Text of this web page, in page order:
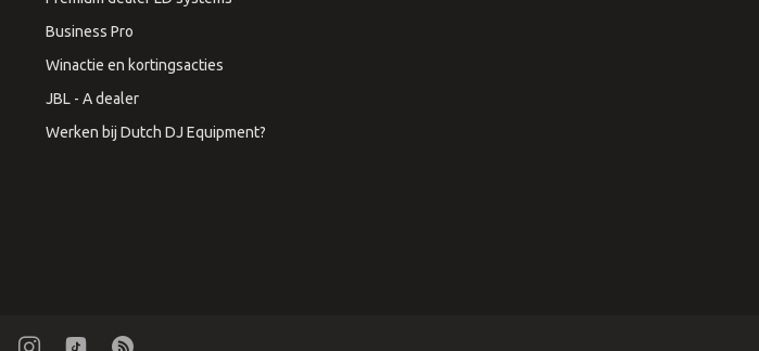
Business Pro
Winactie en kortingsacties
JBL - A dealer
Werken bij Dutch DJ Equipment?